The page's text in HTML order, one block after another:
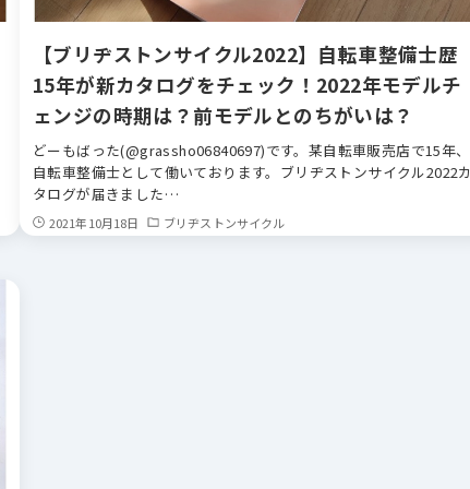
【ブリヂストンサイクル2022】自転車整備士歴
15年が新カタログをチェック！2022年モデルチ
ェンジの時期は？前モデルとのちがいは？
どーもばった(@grassho06840697)です。某自転車販売店で15年、
自転車整備士として働いております。ブリヂストンサイクル2022カ
タログが届きました…
2021年10月18日 ブリヂストンサイクル